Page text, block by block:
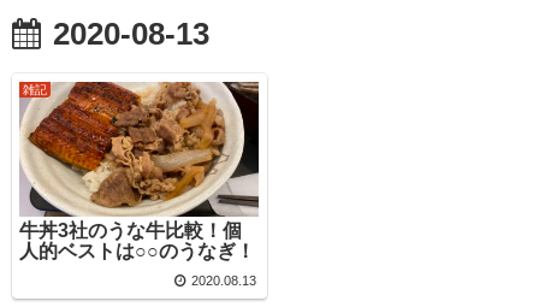
2020-08-13
雑記
牛丼3社のうな牛比較！個
人的ベストは○○のうなぎ！
2020.08.13